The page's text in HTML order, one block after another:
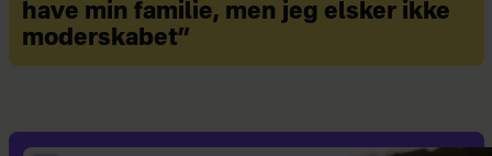
have min familie, men jeg elsker ikke
moderskabet”